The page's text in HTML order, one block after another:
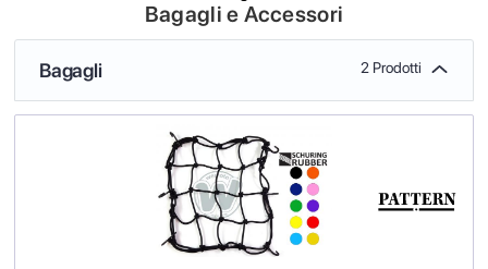
Bagagli e Accessori
Bagagli 2 Prodotti